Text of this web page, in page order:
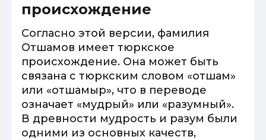
происхождение
Согласно этой версии, фамилия
Отшамов имеет тюркское
происхождение. Она может быть
связана с тюркским словом «отшам»
или «отшамыр», что в переводе
означает «мудрый» или «разумный».
В древности мудрость и разум были
одними из основных качеств,